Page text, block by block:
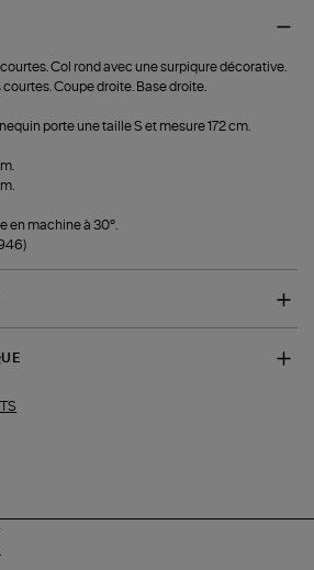
Col rond avec une surpiqure décorative.
Coupe droite. Base droite.
porte une taille S et mesure 172 cm.
en machine à 30°.